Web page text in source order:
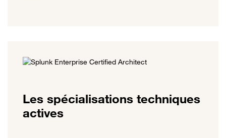
Les spécialisations techniques
actives